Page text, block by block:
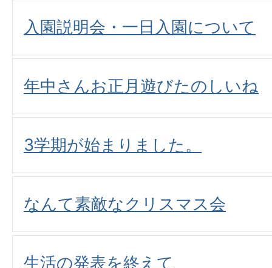
入園説明会・一日入園について
年中さんお正月遊びたのしいね
3学期が始まりました。
なんて素敵なクリスマス会
生活の発表を終えて